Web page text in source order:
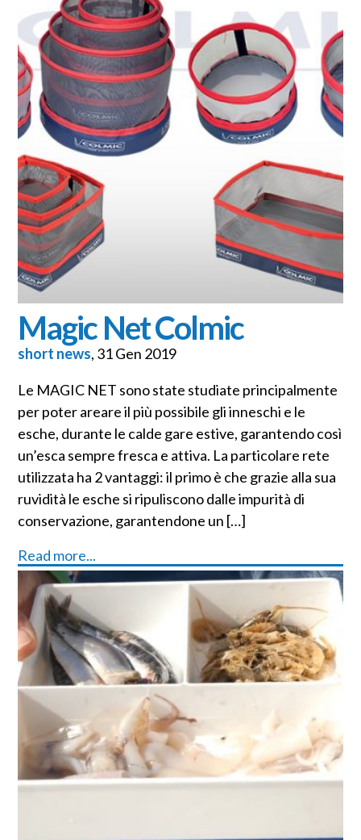
Magic Net Colmic
short news, 31 Gen 2019
Le MAGIC NET sono state studiate principalmente
per poter areare il più possibile gli inneschi e le
esche, durante le calde gare estive, garantendo così
un’esca sempre fresca e attiva. La particolare rete
utilizzata ha 2 vantaggi: il primo è che grazie alla sua
ruvidità le esche si ripuliscono dalle impurità di
conservazione, garantendone un […]
Read more...